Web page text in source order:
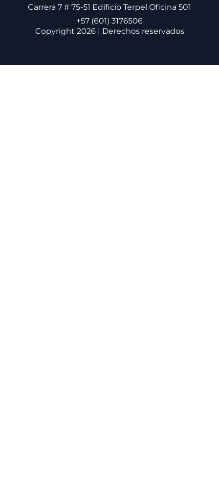
Carrera 7 # 75-51 Edificio Terpel Oficina 501
+57 (601) 3176506
Copyright 2026 | Derechos reservados